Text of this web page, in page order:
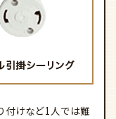
付けなど1人では難